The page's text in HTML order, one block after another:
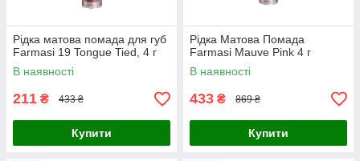
Рідка матова помада для губ
Farmasi 19 Tongue Tied, 4 г
В наявності
211 ₴ 433 ₴
Купити
Рідка Матова Помада
Farmasi Mauve Pink 4 г
В наявності
433 ₴ 869 ₴
Купити